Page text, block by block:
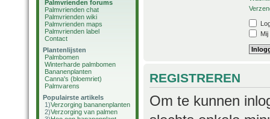
Palmvrienden forums
Palmvrienden chat
Palmvrienden wiki
Palmvrienden maps
Palmvrienden label
Contact
Plantenlijsten
Palmbomen
Winterharde palmbomen
Bananenplanten
Canna's (bloemriet)
Palmvarens
Populairste artikels
1)Verzorging bananenplanten
2)Verzorging van palmen
REGISTREREN
Om te kunnen